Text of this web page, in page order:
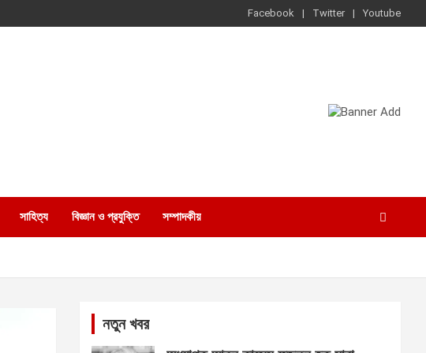
Facebook Twitter Youtube
সাহিত্য বিজ্ঞান ও প্রযুক্তি সম্পাদকীয়
নতুন খবর